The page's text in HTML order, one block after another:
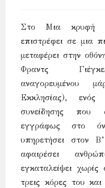
Στο Μια κρυφή
επιστρέφει σε μια
μεταφέρει στην
Φραντς
αναγορευμένου
Εκκλησίας), ενός
συνείδησης που
εγγράφως στο
υπηρετήσει στον
αφαιρέσει
εγκαταλείψει χωρίς
τρεις κόρες του